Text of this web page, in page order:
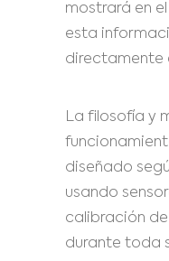
mostrará en
esta
directamente
La filosofía y
diseñado
usando
calibración
durante toda